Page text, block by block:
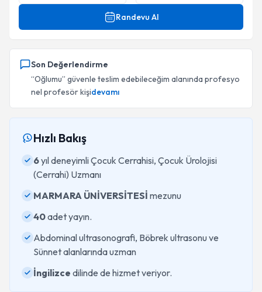
Randevu Al
Son Değerlendirme
“Oğlumu” güvenle teslim edebileceğim alanında profesyo
nel profesör kişidevamı
Hızlı Bakış
6yıl deneyimli Çocuk Cerrahisi, Çocuk Ürolojisi
(Cerrahi) Uzmanı
MARMARA ÜNİVERSİTESİ mezunu
40adet yayın.
Abdominal ultrasonografi, Böbrek ultrasonu ve
Sünnet alanlarında uzman
İngilizce dilinde de hizmet veriyor.